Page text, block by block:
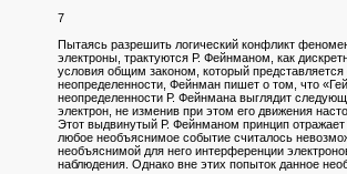
7
Пытаясь разрешить логический конфликт
электроны, трактуются Р. Фейнманом, как
условия общим законом, который
неопределенности, Фейнман пишет о том, что
неопределенности Р. Фейнмана выглядит
электрон, не изменив при этом его движения
Этот выдвинутый Р. Фейнманом принцип
любое необъяснимое событие считалось
необъяснимой для него интерференции
наблюдения. Однако вне этих попыток данное